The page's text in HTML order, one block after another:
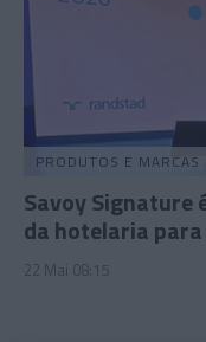
PRODUTOS E MARCAS
Savoy Signature
da hotelaria
22 Mai 08:15